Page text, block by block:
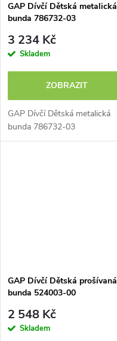
GAP Dívčí Dětská metalická
bunda 786732-03
3 234 Kč
Skladem
ZOBRAZIT
GAP Dívčí Dětská metalická
bunda 786732-03
GAP Dívčí Dětská prošívaná
bunda 524003-00
2 548 Kč
Skladem